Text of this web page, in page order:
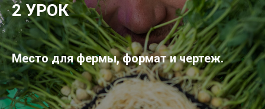
2 УРОК
Место для фермы, формат и чертеж.